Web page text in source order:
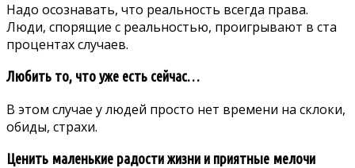
Надо осознавать, что реальность всегда права.
Люди, спорящие с реальностью, проигрывают в ста
процентах случаев.
Любить то, что уже есть сейчас…
В этом случае у людей просто нет времени на склоки,
обиды, страхи.
Ценить маленькие радости жизни и приятные мелочи